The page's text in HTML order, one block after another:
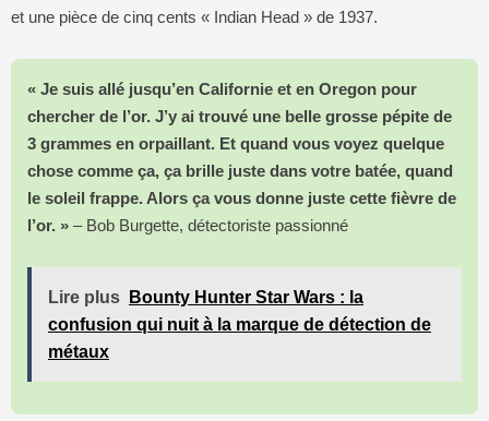
et une pièce de cinq cents « Indian Head » de 1937.
« Je suis allé jusqu’en Californie et en Oregon pour
chercher de l’or. J’y ai trouvé une belle grosse pépite de
3 grammes en orpaillant. Et quand vous voyez quelque
chose comme ça, ça brille juste dans votre batée, quand
le soleil frappe. Alors ça vous donne juste cette fièvre de
l’or. » – Bob Burgette, détectoriste passionné
Lire plus
Bounty Hunter Star Wars : la
confusion qui nuit à la marque de détection de
métaux